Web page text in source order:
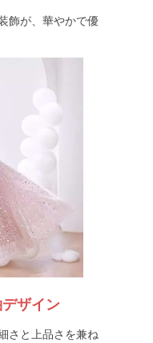
飾が、華やかで優
ザイン
さと上品さを兼ね